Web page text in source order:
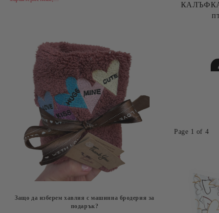
Защо да изберем хавлия с машинна бродерия за
подарък?
КАЛЪФКА
Page 1 of 4